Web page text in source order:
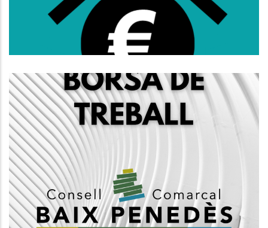
Joventut
Creació D'una Borsa De Treball
D'arquitectes, Grup A1
Altres
Habitatge